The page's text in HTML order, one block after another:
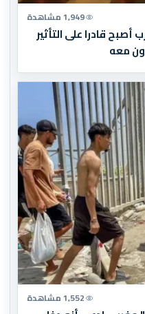
1,949 مشاهدة
أصبح قادرا على التأثير
معه
1,552 مشاهدة